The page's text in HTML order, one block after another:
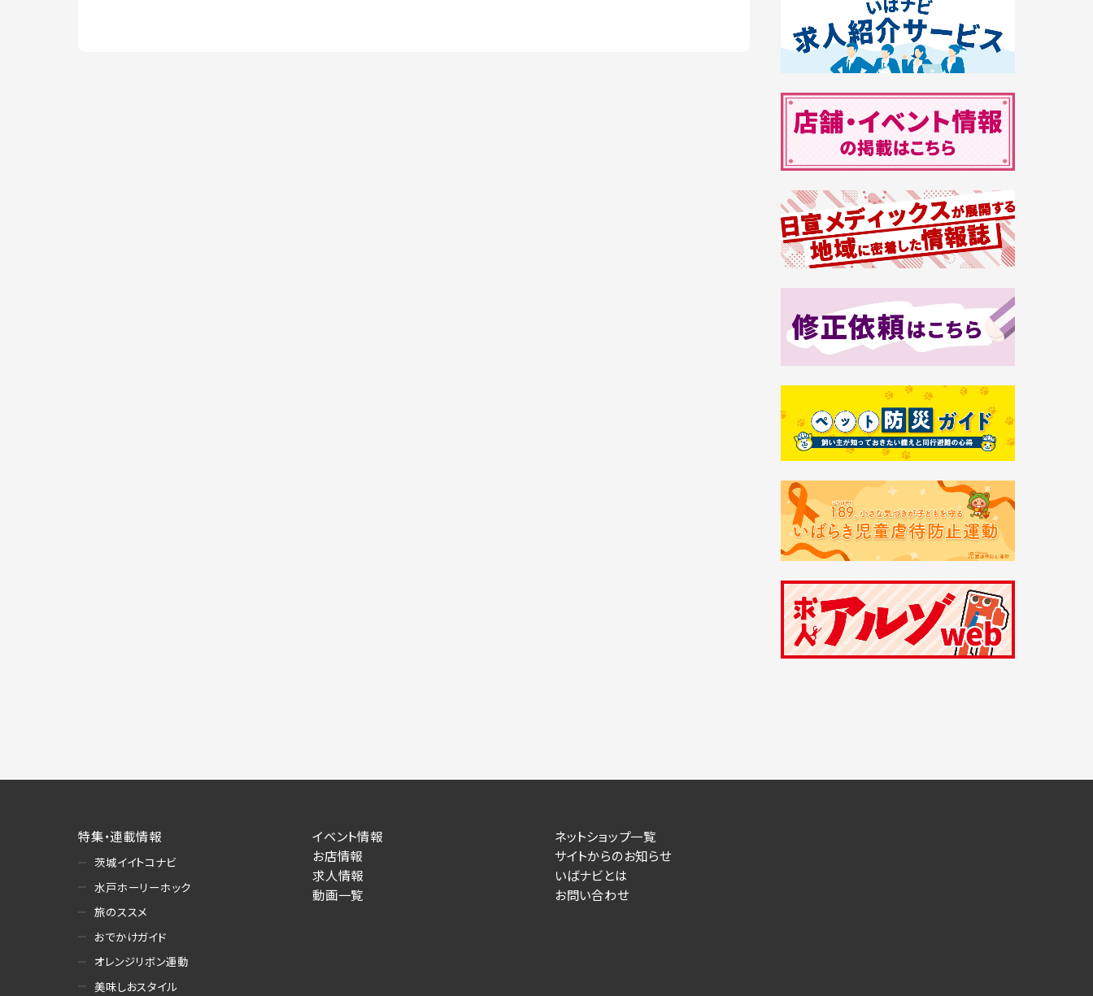
特集・連載情報
茨城イイトコナビ
水戸ホーリーホック
旅のススメ
おでかけガイド
オレンジリボン運動
美味しおスタイル
イベント情報
お店情報
求人情報
動画一覧
ネットショップ一覧
サイトからのお知らせ
いばナビとは
お問い合わせ